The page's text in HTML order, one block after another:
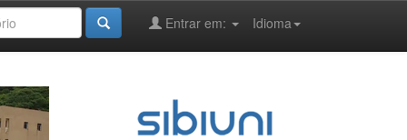
Idioma
Entrar em: